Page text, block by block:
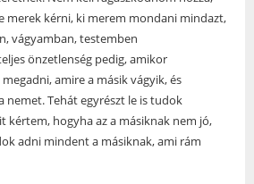
merek kérni, ki merem mondani mindazt,
vágyamban, testemben
önzetlenség pedig, amikor
amire a másik vágyik, és
nemet. Tehát egyrészt le is tudok
kértem, hogyha az a másiknak nem jó,
adni mindent a másiknak, ami rám